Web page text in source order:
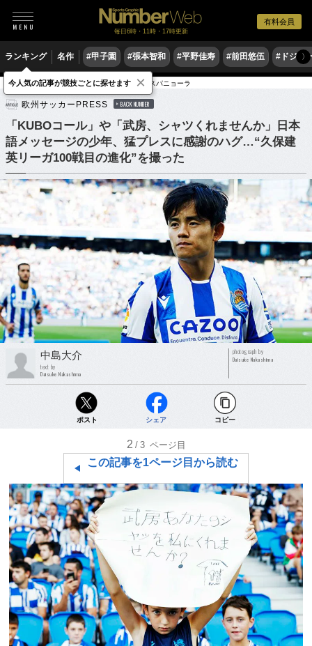
有料会員
毎日6時・11時・17時更新
ランキング 名作 #甲子園 #張本智和 #平野佳寿 #前田悠伍 #ドジャ
〉
サッカー 海外サッカー リーガ・エスパニョーラ
欧州サッカーPRESS BACK NUMBER
「KUBOコール」や「武房、シャツくれませんか」日本
語メッセージの少年、猛プレスに感謝のハグ…“久保建
英リーガ100戦目の進化”を撮った
中島大介
text by
Daisuke Nakashima
photograph by
Daisuke Nakashima
ポスト シェア コピー
2 /3 ページ目
この記事を1ページ目から読む
今人気の記事が競技ごとに探せます ×